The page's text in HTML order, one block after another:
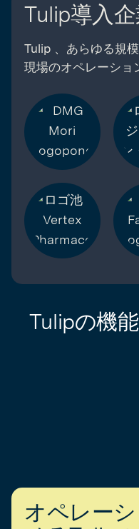
Tulip導入
Tulip 、あらゆる規
現場のオペレーショ
Tulipの機
オペレー